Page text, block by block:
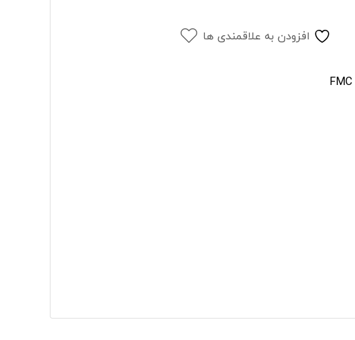
افزودن به علاقمندی ها